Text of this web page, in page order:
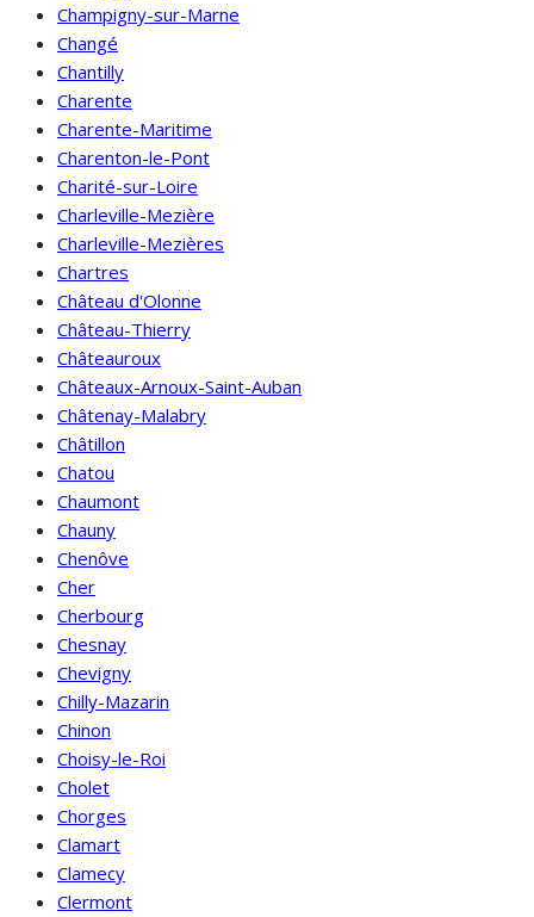
Champigny-sur-Marne
Changé
Chantilly
Charente
Charente-Maritime
Charenton-le-Pont
Charité-sur-Loire
Charleville-Mezière
Charleville-Mezières
Chartres
Château d'Olonne
Château-Thierry
Châteauroux
Châteaux-Arnoux-Saint-Auban
Châtenay-Malabry
Châtillon
Chatou
Chaumont
Chauny
Chenôve
Cher
Cherbourg
Chesnay
Chevigny
Chilly-Mazarin
Chinon
Choisy-le-Roi
Cholet
Chorges
Clamart
Clamecy
Clermont